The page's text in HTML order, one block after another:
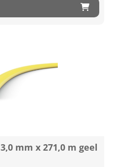
mm x 271,0 m geel